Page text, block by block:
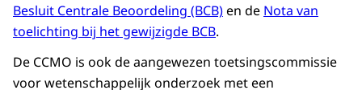
Besluit Centrale Beoordeling (BCB)en de Nota van
toelichting bij het gewijzigde BCB.
De CCMO is ook de aangewezen toetsingscommissie
voor wetenschappelijk onderzoek met een